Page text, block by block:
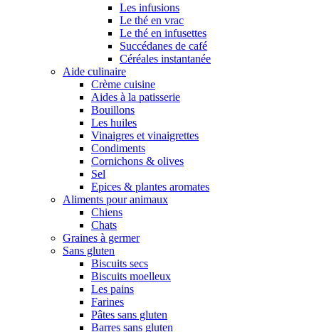
Les infusions
Le thé en vrac
Le thé en infusettes
Succédanes de café
Céréales instantanée
Aide culinaire
Crème cuisine
Aides à la patisserie
Bouillons
Les huiles
Vinaigres et vinaigrettes
Condiments
Cornichons & olives
Sel
Epices & plantes aromates
Aliments pour animaux
Chiens
Chats
Graines à germer
Sans gluten
Biscuits secs
Biscuits moelleux
Les pains
Farines
Pâtes sans gluten
Barres sans gluten